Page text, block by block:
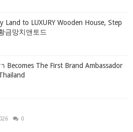
Land to LUXURY Wooden House, Step
금망치앤토드
Becomes The First Brand Ambassador
0